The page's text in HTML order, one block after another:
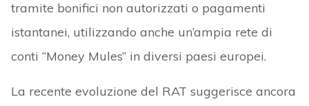
tramite bonifici non autorizzati o pagamenti
istantanei, utilizzando anche un’ampia rete di
conti “Money Mules” in diversi paesi europei.
La recente evoluzione del RAT suggerisce ancora